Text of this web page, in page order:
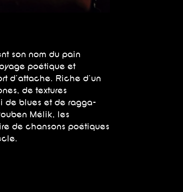
son nom du pain
poétique et
d'attache. Riche d'un
de textures
de blues et de ragga-
Mélik, les
de chansons poétiques